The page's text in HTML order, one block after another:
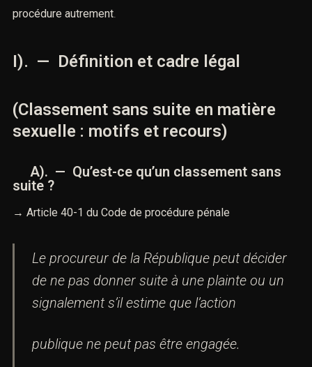
charnièreoù il faut déciders’il convient de
(Classement sans suite en matière
A). — Qu’est-ce qu’un classement sans
suite ?
Le procureur de la République peut décider
de ne pas donner suite à une plainte ou un